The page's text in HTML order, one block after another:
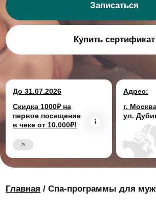
г. Москва, м. Павелецкая
Скидка 1000₽ на
первое посещение
До 31.07.2026
Главная / Спа-программы для мужчин
Результативные спа-
программы для мужчин:
здоровье и тонус
Услуги